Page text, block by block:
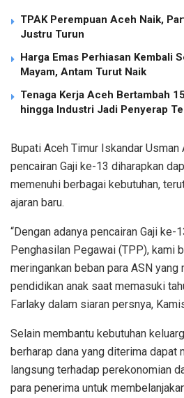
TPAK Perempuan Aceh Naik,
Justru Turun
Harga Emas Perhiasan Kembali
Mayam, Antam Turut Naik
Tenaga Kerja Aceh Bertambah
hingga Industri Jadi Penyerap
Bupati Aceh Timur Iskandar
pencairan Gaji ke-13 diharapkan
memenuhi berbagai kebutuhan,
ajaran baru.
“Dengan adanya pencairan Gaji ke-
Penghasilan Pegawai (TPP), kami
meringankan beban para ASN
pendidikan anak saat memasuki
Farlaky dalam siaran persnya,
Selain membantu kebutuhan
berharap dana yang diterima dapat
langsung terhadap perekonomian
para penerima untuk